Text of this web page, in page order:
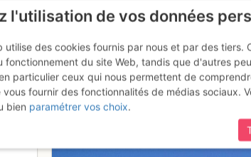
Viso
l'utilisation de vos données
utilise des cookies fournis par nous et par des tiers.
fonctionnement du site Web, tandis que d'autres
particulier ceux qui nous permettent de
vous fournir des fonctionnalités de médias sociaux.
bien paramétrer vos choix.